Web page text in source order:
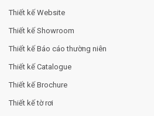
Thiết kế Website
Thiết kế Showroom
Thiết kế Báo cáo thường niên
Thiết kế Catalogue
Thiết kế Brochure
Thiết kế tờ rơi